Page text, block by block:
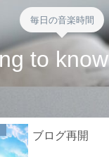
毎日の音楽時間
to
ブログ再開